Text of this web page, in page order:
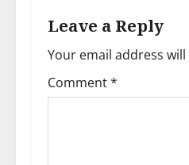
t
n
a
Leave a Reply
Your email address
Comment*